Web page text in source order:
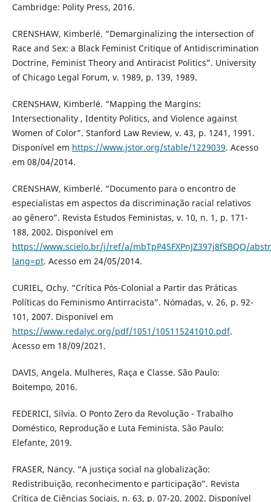
Cambridge: Polity Press, 2016.
CRENSHAW, Kimberlé. “Demarginalizing the intersection of
Race and Sex: a Black Feminist Critique of Antidiscrimination
Doctrine, Feminist Theory and Antiracist Politics”. University
of Chicago Legal Forum, v. 1989, p. 139, 1989.
CRENSHAW, Kimberlé. “Mapping the Margins:
Intersectionality , Identity Politics, and Violence against
Women of Color”. Stanford Law Review, v. 43, p. 1241, 1991.
Disponível em https://www.jstor.org/stable/1229039. Acesso
em 08/04/2014.
CRENSHAW, Kimberlé. “Documento para o encontro de
especialistas em aspectos da discriminação racial relativos
ao gênero”. Revista Estudos Feministas, v. 10, n. 1, p. 171-
188, 2002. Disponível em
https://www.scielo.br/j/ref/a/mbTpP4SFXPnJZ397j8fSBQQ/
lang=pt. Acesso em 24/05/2014.
CURIEL, Ochy. “Crítica Pós-Colonial a Partir das Práticas
Políticas do Feminismo Antirracista”. Nómadas, v. 26, p. 92-
101, 2007. Disponível em
https://www.redalyc.org/pdf/1051/105115241010.pdf.
Acesso em 18/09/2021.
DAVIS, Angela. Mulheres, Raça e Classe. São Paulo:
Boitempo, 2016.
FEDERICI, Silvia. O Ponto Zero da Revolução - Trabalho
Doméstico, Reprodução e Luta Feminista. São Paulo:
Elefante, 2019.
FRASER, Nancy. “A justiça social na globalização:
Redistribuição, reconhecimento e participação”. Revista
Crítica de Ciências Sociais, n. 63, p. 07-20, 2002. Disponível